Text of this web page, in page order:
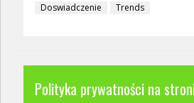
Doswiadczenie Trends
Polityka prywatności na